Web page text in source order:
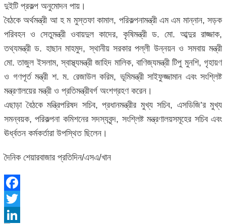
দুইটি প্রকল্প অনুমোদন পায়।
বৈঠকে অর্থমন্ত্রী আ হ ম মুস্তফা কামাল, পরিকল্পনামন্ত্রী এম এম মান্নান, সড়ক
পরিবহন ও সেতুমন্ত্রী ওবায়দুল কাদের, কৃষিমন্ত্রী ড. মো. আব্দুর রাজ্জাক,
তথ্যমন্ত্রী ড. হাছান মাহমুদ, স্থানীয় সরকার পল্লী উন্নয়ন ও সমবায় মন্ত্রী
মো. তাজুল ইসলাম, স্বাস্থ্যমন্ত্রী জাহিদ মালিক, বাণিজ্যমন্ত্রী টিপু মুনশি, গৃহায়ণ
ও গণপূর্ত মন্ত্রী শ. ম. রেজাউল করিম, ভূমিমন্ত্রী সাইফুজ্জামান এবং সংশ্লিষ্ট
মন্ত্রণালয়ের মন্ত্রী ও প্রতিমন্ত্রীবর্গ অংশগ্রহণ করেন।
এছাড়া বৈঠকে মন্ত্রিপরিষদ সচিব, প্রধানমন্ত্রীর মুখ্য সচিব, এসডিজি’র মুখ্য
সমন্বয়ক, পরিকল্পনা কমিশনের সদস্যবৃন্দ, সংশ্লিষ্ট মন্ত্রণালয়সমূহের সচিব এবং
ঊর্ধ্বতন কর্মকর্তারা উপস্থিত ছিলেন।
দৈনিক শেয়ারবাজার প্রতিদিন/এসএ/খান
Facebook
Twitter